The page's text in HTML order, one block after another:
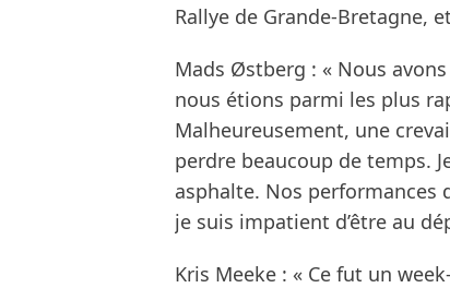
Rallye de Grande-Bretagne,
Mads Østberg : « Nous
nous étions parmi les plus
Malheureusement, une
perdre beaucoup de temps.
asphalte. Nos performances
je suis impatient d’être au
Kris Meeke : « Ce fut un